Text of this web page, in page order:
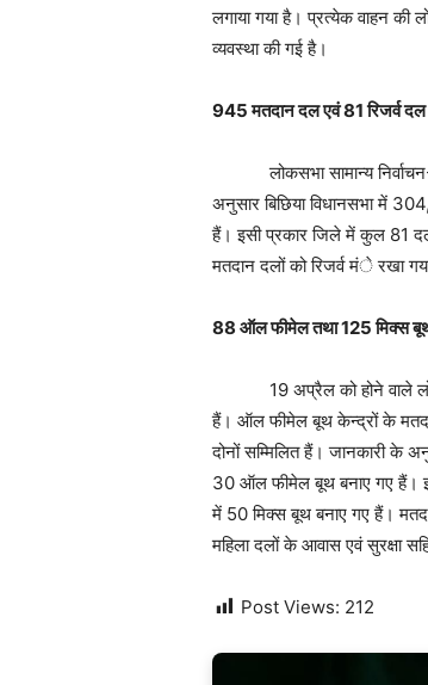
लगाया गया है। प्रत्येक वाहन
व्यवस्था की गई है।
945मतदान दल एवं81रिजर्व दल
लोकसभा सामान्य निर्वाचन-
अनुसार बिछिया विधानसभा में
हैं। इसी प्रकार जिले में कुल 81
मतदान दलों को रिजर्व मंे रखा
88 ऑल फीमेल तथा125मिक्स
19 अप्रैल को होने वाले
हैं। ऑल फीमेल बूथ केन्द्रों के
दोनों सम्मिलित हैं। जानकारी के
30 ऑल फीमेल बूथ बनाए गए हैं।
में 50 मिक्स बूथ बनाए गए हैं।
महिला दलों के आवास एवं सुरक्षा
Post Views: 212